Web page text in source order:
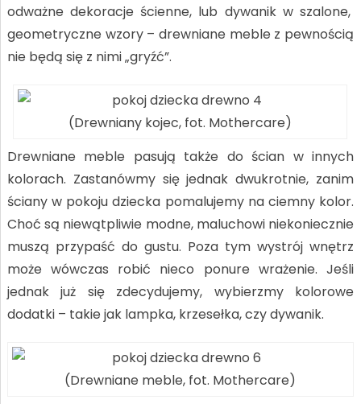
odważne dekoracje ścienne, lub dywanik w szalone,
geometryczne wzory – drewniane meble z pewnością
nie będą się z nimi „gryźć”.
(Drewniany kojec, fot. Mothercare)
Drewniane meble pasują także do ścian w innych
kolorach. Zastanówmy się jednak dwukrotnie, zanim
ściany w pokoju dziecka pomalujemy na ciemny kolor.
Choć są niewątpliwie modne, maluchowi niekoniecznie
muszą przypaść do gustu. Poza tym wystrój wnętrz
może wówczas robić nieco ponure wrażenie. Jeśli
jednak już się zdecydujemy, wybierzmy kolorowe
dodatki – takie jak lampka, krzesełka, czy dywanik.
(Drewniane meble, fot. Mothercare)